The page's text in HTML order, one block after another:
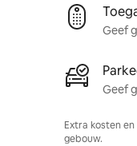
Geef
Geef
Extra kosten
gebouw.